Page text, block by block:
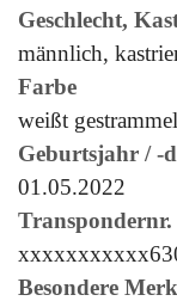
Geschlecht,
männlich,
Farbe
weißt
Geburtsjahr / -
01.05.2022
Transpondernr.
Besondere